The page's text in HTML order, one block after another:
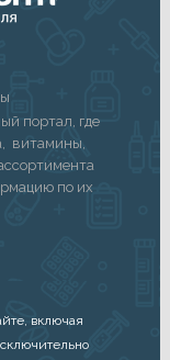
портал, где
витамины,
по их
включая